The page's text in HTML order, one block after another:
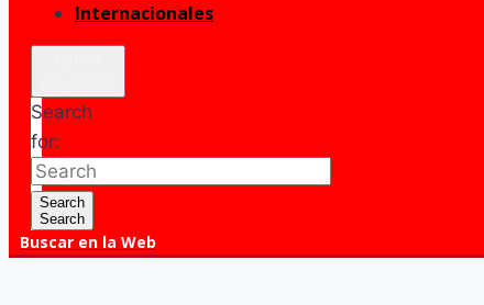
Internacionales
Search
for:
Search
Search
Buscar en la Web